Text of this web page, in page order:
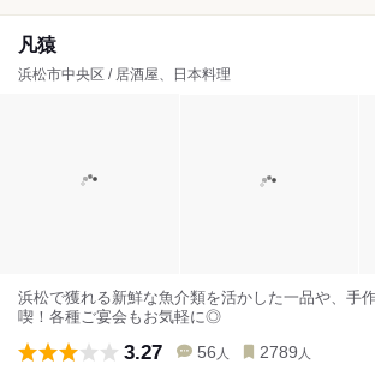
凡猿
浜松市中央区 / 居酒屋、日本料理
浜松で獲れる新鮮な魚介類を活かした一品や、手
喫！各種ご宴会もお気軽に◎
3.27 56 人 2789 人